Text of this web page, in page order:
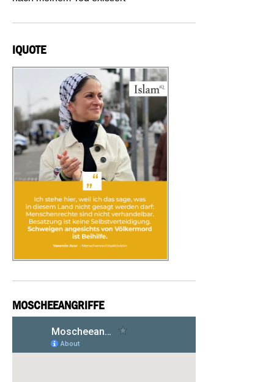
IQUOTE
MOSCHEEANGRIFFE